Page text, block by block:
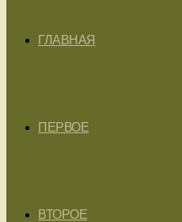
ГЛАВНАЯ
ПЕРВОЕ
ВТОРОЕ